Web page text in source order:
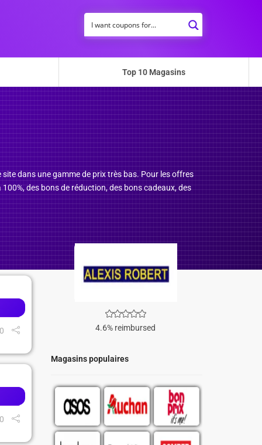
Top 10 Magasins
dans une gamme de prix très bas. Pour les offres
des bons de réduction, des bons cadeaux, des
4.6% reimbursed
Magasins populaires